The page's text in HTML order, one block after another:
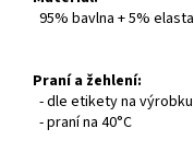
95% bavlna + 5%
Praní a žehlení:
- dle etikety na výrobku
- praní na 40°C